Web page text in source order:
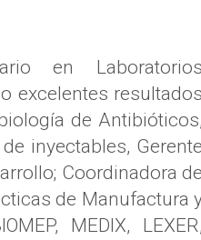
en Laboratorios
excelentes resultados
de Antibióticos,
inyectables, Gerente
Coordinadora de
de Manufactura
MEDIX, LEXER,